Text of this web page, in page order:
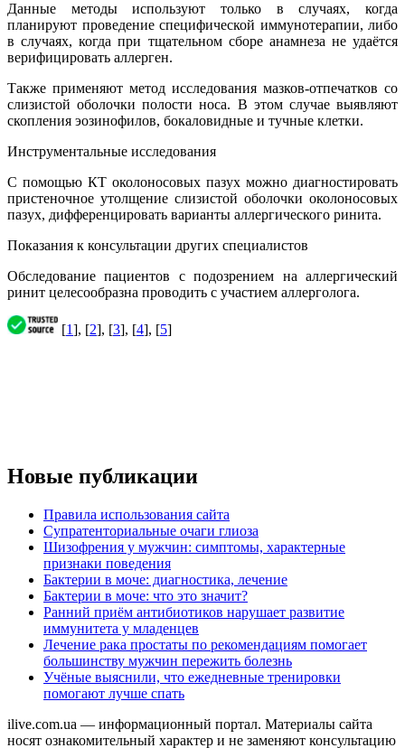
Данные методы используют только в случаях, когда
планируют проведение специфической иммунотерапии, либо
в случаях, когда при тщательном сборе анамнезa не удаётся
верифицировать аллерген.
Также применяют метод исследования мазков-отпечатков со
слизистой оболочки полости носа. В этом случае выявляют
скопления эозинофилов, бокаловидные и тучные клетки.
Инструментальные исследования
С помощью КТ околоносовых пазух можно диагностировать
пристеночное утолщение слизистой оболочки околоносовых
пазух, дифференцировать варианты аллергического ринита.
Показания к консультации других специалистов
Обследование пациентов с подозрением на аллергический
ринит целесообразна проводить с участием аллерголога.
[1], [2], [3], [4], [5]
Новые публикации
Правила использования сайта
Супратенториальные очаги глиоза
Шизофрения у мужчин: симптомы, характерные
признаки поведения
Бактерии в моче: диагностика, лечение
Бактерии в моче: что это значит?
Ранний приём антибиотиков нарушает развитие
иммунитета у младенцев
Лечение рака простаты по рекомендациям помогает
большинству мужчин пережить болезнь
Учёные выяснили, что ежедневные тренировки
помогают лучше спать
ilive.com.ua — информационный портал. Материалы сайта
носят ознакомительный характер и не заменяют консультацию